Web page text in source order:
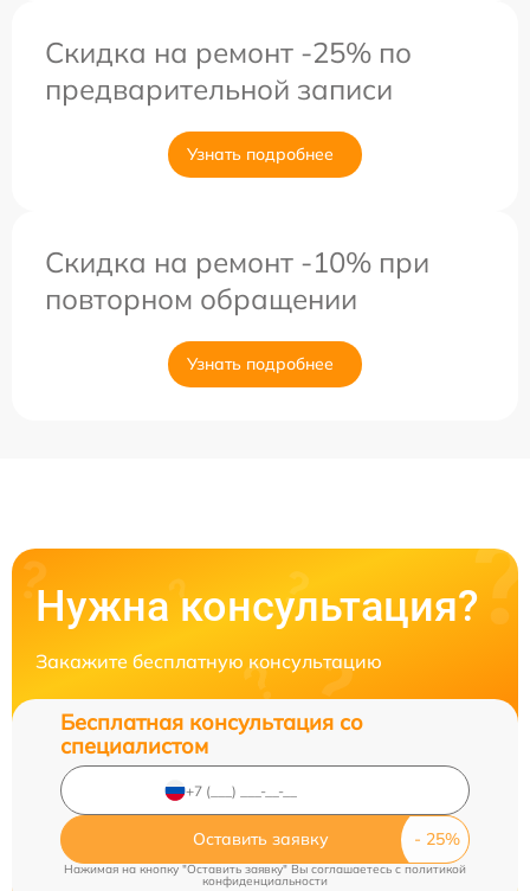
Скидка на ремонт -25% по
предварительной записи
Узнать подробнее
Скидка на ремонт -10% при
повторном обращении
Узнать подробнее
Нужна консультация?
Закажите бесплатную консультацию
Бесплатная консультация со
специалистом
Оставить заявку
Нажимая на кнопку "Оставить заявку" Вы соглашаетесь c политикой
конфиденциальности